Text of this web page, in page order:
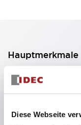
Diese Webseite
Hauptmerkmale
2-Kontakt-
Kontakt-
Isolierung